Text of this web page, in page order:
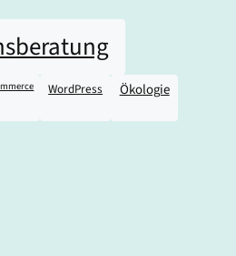
WordPress Ökologie